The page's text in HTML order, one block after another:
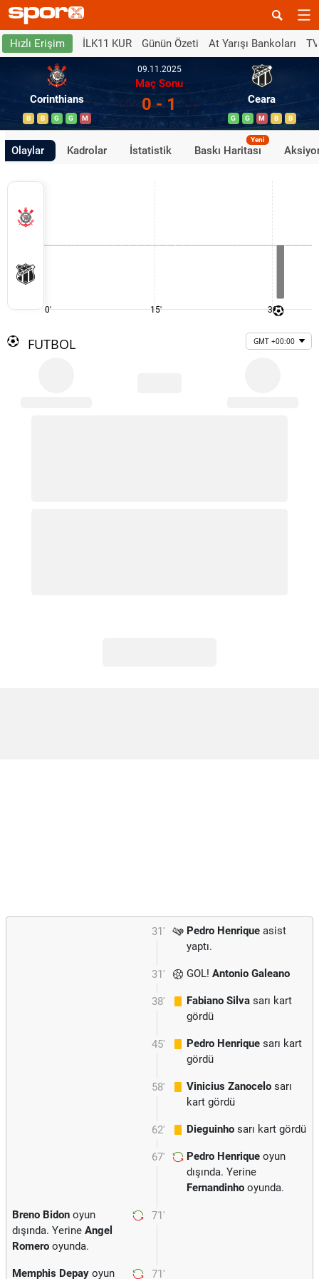
Hızlı Erişim İLK11 KUR Günün Özeti At Yarışı Bankoları
Corinthians
B B G G M
09.11.2025
Maç Sonu
0 - 1 Ceara
G G M B B
Olaylar Kadrolar İstatistik Baskı Haritası
Yeni
0' 15' 30'
FUTBOL GMT +00:00
31' Pedro Henrique asist
yaptı.
31' GOL! Antonio Galeano
38' Fabiano Silva sarı kart
gördü
45' Pedro Henrique sarı kart
gördü
58' Vinicius Zanocelo sarı
kart gördü
62' Dieguinho sarı kart gördü
67' Pedro Henrique oyun
dışında. Yerine
Fernandinho oyunda.
71'
Breno Bidon oyun
dışında. Yerine Angel
Romero oyunda.
71'
Memphis Depay oyun